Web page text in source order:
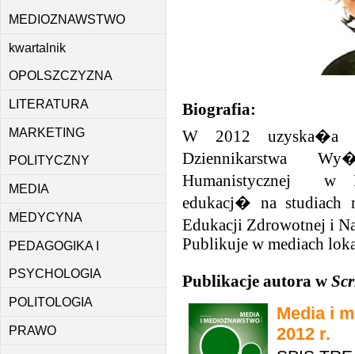
MEDIOZNAWSTWO
kwartalnik
OPOLSZCZYZNA
LITERATURA
MARKETING
POLITYCZNY
MEDIA
MEDYCYNA
PEDAGOGIKA I
PSYCHOLOGIA
POLITOLOGIA
PRAWO
Biografia:
W 2012 uzyska�a
Dziennikarstwa
Humanistycznej w
edukacj� na studiach
Edukacji Zdrowotnej i
Publikuje w mediach
Publikacje autora w
Media i
2012 r.